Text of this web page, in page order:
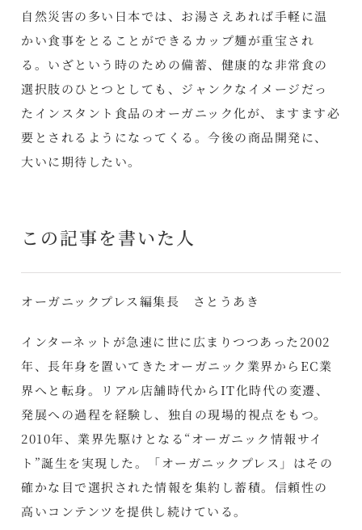
自然災害の多い日本では、お湯さえあれば手軽に温
かい食事をとることができるカップ麺が重宝され
る。いざという時のための備蓄、健康的な非常食の
選択肢のひとつとしても、ジャンクなイメージだっ
たインスタント食品のオーガニック化が、ますます必
要とされるようになってくる。今後の商品開発に、
大いに期待したい。
この記事を書いた人
オーガニックプレス編集長 さとうあき
インターネットが急速に世に広まりつつあった2002
年、長年身を置いてきたオーガニック業界からEC業
界へと転身。リアル店舗時代からIT化時代の変遷、
発展への過程を経験し、独自の現場的視点をもつ。
2010年、業界先駆けとなる“オーガニック情報サイ
ト”誕生を実現した。「オーガニックプレス」はその
確かな目で選択された情報を集約し蓄積。信頼性の
高いコンテンツを提供し続けている。